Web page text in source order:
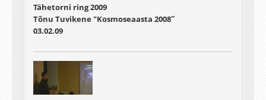
Tähetorni ring 2009
Tõnu Tuvikene "Kosmoseaasta 2008″
03.02.09